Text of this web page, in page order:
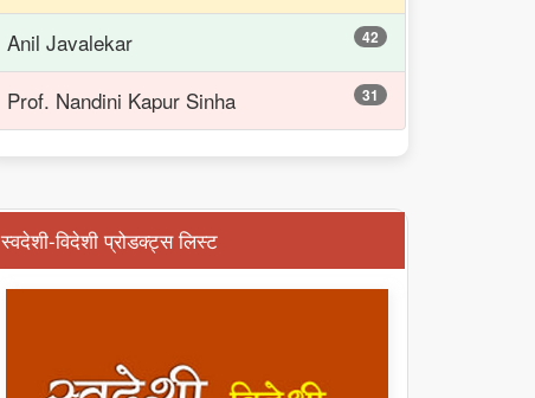
Anil Javalekar 42
Prof. Nandini Kapur Sinha 31
स्वदेशी-विदेशी प्रोडक्ट्स लिस्ट